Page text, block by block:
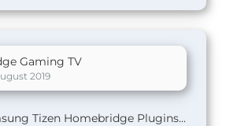
Gaming TV
2019
Tizen Homebridge Plugins...